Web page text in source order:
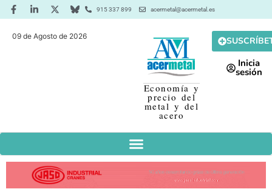
915 337 899 acermetal@acermetal.es
09 de Agosto de 2026
Economía y
precio del
metal y del
acero
Inicia
sesión